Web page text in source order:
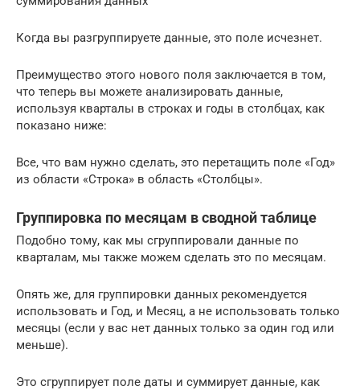
Когда вы разгруппируете данные, это поле исчезнет.
Преимущество этого нового поля заключается в том,
что теперь вы можете анализировать данные,
используя кварталы в строках и годы в столбцах, как
показано ниже:
Все, что вам нужно сделать, это перетащить поле «Год»
из области «Строка» в область «Столбцы».
Группировка по месяцам в сводной таблице
Подобно тому, как мы сгруппировали данные по
кварталам, мы также можем сделать это по месяцам.
Опять же, для группировки данных рекомендуется
использовать и Год, и Месяц, а не использовать только
месяцы (если у вас нет данных только за один год или
меньше).
Это сгруппирует поле даты и суммирует данные, как